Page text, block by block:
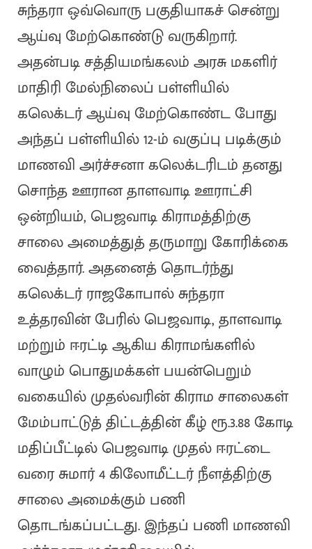
சுந்தரா ஒவ்வொரு பகுதியாகச் சென்று
ஆய்வு மேற்கொண்டு வருகிறார்.
அதன்படி சத்தியமங்கலம் அரசு மகளிர்
மாதிரி மேல்நிலைப் பள்ளியில்
கலெக்டர் ஆய்வு மேற்கொண்ட போது
அந்தப் பள்ளியில் 12-ம் வகுப்பு படிக்கும்
மாணவி அர்ச்சனா கலெக்டரிடம் தனது
சொந்த ஊரான தாளவாடி ஊராட்சி
ஒன்றியம், பெஜவாடி கிராமத்திற்கு
சாலை அமைத்துத் தருமாறு கோரிக்கை
வைத்தார். அதனைத் தொடர்ந்து
கலெக்டர் ராஜகோபால் சுந்தரா
உத்தரவின் பேரில் பெஜவாடி, தாளவாடி
மற்றும் ஈரட்டி ஆகிய கிராமங்களில்
வாழும் பொதுமக்கள் பயன்பெறும்
வகையில் முதல்வரின் கிராம சாலைகள்
மேம்பாட்டுத் திட்டத்தின் கீழ் ரூ.3.88 கோடி
மதிப்பீட்டில் பெஜவாடி முதல் ஈரட்டை
வரை சுமார் 4 கிலோமீட்டர் நீளத்திற்கு
சாலை அமைக்கும் பணி
தொடங்கப்பட்டது. இந்தப் பணி மாணவி